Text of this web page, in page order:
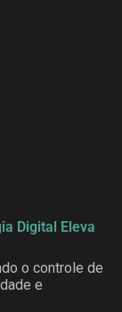
Digital Eleva
o controle de
e